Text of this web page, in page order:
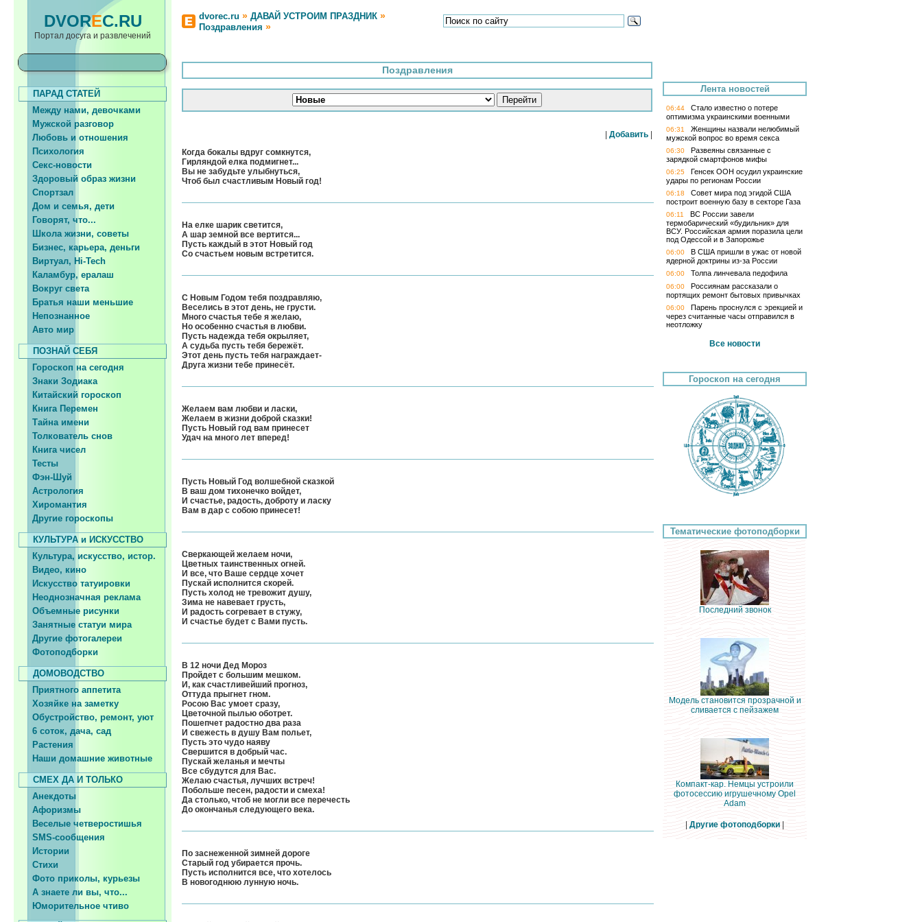
DVOREC.RU
Портал досуга и развлечений
dvorec.ru » ДАВАЙ УСТРОИМ ПРАЗДНИК »
Поздравления »
ПАРАД СТАТЕЙ
Между нами, девочками
Мужской разговор
Любовь и отношения
Психология
Секс-новости
Здоровый образ жизни
Спортзал
Дом и семья, дети
Говорят, что...
Школа жизни, советы
Бизнес, карьера, деньги
Виртуал, Hi-Tech
Каламбур, ералаш
Вокруг света
Братья наши меньшие
Непознанное
Авто мир
ПОЗНАЙ СЕБЯ
Гороскоп на сегодня
Знаки Зодиака
Китайский гороскоп
Книга Перемен
Тайна имени
Толкователь снов
Книга чисел
Тесты
Фэн-Шуй
Астрология
Хиромантия
Другие гороскопы
КУЛЬТУРА и ИСКУССТВО
Культура, искусство, истор.
Видео, кино
Искусство татуировки
Неоднозначная реклама
Объемные рисунки
Занятные статуи мира
Другие фотогалереи
Фотоподборки
ДОМОВОДСТВО
Приятного аппетита
Хозяйке на заметку
Обустройство, ремонт, уют
6 соток, дача, сад
Растения
Наши домашние животные
СМЕХ ДА И ТОЛЬКО
Анекдоты
Афоризмы
Веселые четверостишья
SMS-сообщения
Истории
Стихи
Фото приколы, курьезы
А знаете ли вы, что...
Юморительное чтиво
Поздравления
Добавить
Когда бокалы вдруг сомкнутся,
Гирляндой елка подмигнет...
Вы не забудьте улыбнуться,
Чтоб был счастливым Новый год!
На елке шарик светится,
А шар земной все вертится...
Пусть каждый в этот Новый год
Со счастьем новым встретится.
С Новым Годом тебя поздравляю,
Веселись в этот день, не грусти.
Много счастья тебе я желаю,
Но особенно счастья в любви.
Пусть надежда тебя окрыляет,
А судьба пусть тебя бережёт.
Этот день пусть тебя награждает-
Друга жизни тебе принесёт.
Желаем вам любви и ласки,
Желаем в жизни доброй сказки!
Пусть Новый год вам принесет
Удач на много лет вперед!
Пусть Новый Год волшебной сказкой
В ваш дом тихонечко войдет,
И счастье, радость, доброту и ласку
Вам в дар с собою принесет!
Сверкающей желаем ночи,
Цветных таинственных огней.
И все, что Ваше сердце хочет
Пускай исполнится скорей.
Пусть холод не тревожит душу,
Зима не навевает грусть,
И радость согревает в стужу,
И счастье будет с Вами пусть.
В 12 ночи Дед Мороз
Пройдет с большим мешком.
И, как счастливейший прогноз,
Оттуда прыгнет гном.
Росою Вас умоет сразу,
Цветочной пылью оботрет.
Пошепчет радостно два раза
И свежесть в душу Вам польет,
Пусть это чудо наяву
Свершится в добрый час.
Пускай желанья и мечты
Все сбудутся для Вас.
Желаю счастья, лучших встреч!
Побольше песен, радости и смеха!
Да столько, чтоб не могли все перечесть
До окончанья следующего века.
По заснеженной зимней дороге
Старый год убирается прочь.
Пусть исполнится все, что хотелось
В новогоднюю лунную ночь.
Лента новостей
06:44
Стало известно о потере
оптимизма украинскими военными
06:31
Женщины назвали нелюбимый
мужской вопрос во время секса
06:30
Развеяны связанные с
зарядкой смартфонов мифы
06:25
Генсек ООН осудил украинские
удары по регионам России
06:18
Совет мира под эгидой США
построит военную базу в секторе Газа
06:11
ВС России завели
термобарический «будильник» для
ВСУ. Российская армия поразила цели
под Одессой и в Запорожье
06:00
В США пришли в ужас от новой
ядерной доктрины из-за России
06:00 Толпа линчевала педофила
06:00
Россиянам рассказали о
портящих ремонт бытовых привычках
06:00
Парень проснулся с эрекцией и
через считанные часы отправился в
неотложку
Все новости
Гороскоп на сегодня
Тематические фотоподборки
Последний звонок
Модель становится прозрачной и
сливается с пейзажем
Компакт-кар. Немцы устроили
фотосессию игрушечному Opel
Adam
Другие фотоподборки